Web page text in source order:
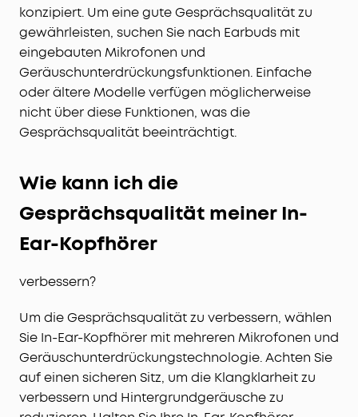
konzipiert. Um eine gute Gesprächsqualität zu
gewährleisten, suchen Sie nach Earbuds mit
eingebauten Mikrofonen und
Geräuschunterdrückungsfunktionen. Einfache
oder ältere Modelle verfügen möglicherweise
nicht über diese Funktionen, was die
Gesprächsqualität beeinträchtigt.
Wie kann ich die
Gesprächsqualität meiner In-
Ear-Kopfhörer
verbessern?
Um die Gesprächsqualität zu verbessern, wählen
Sie In-Ear-Kopfhörer mit mehreren Mikrofonen und
Geräuschunterdrückungstechnologie. Achten Sie
auf einen sicheren Sitz, um die Klangklarheit zu
verbessern und Hintergrundgeräusche zu